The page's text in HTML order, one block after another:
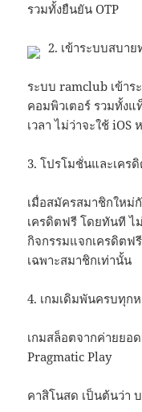
รวมทั้งยืนยัน OTP
2. เข้าระบบสบาย
ระบบ ramclub เข้า
คอมพิวเตอร์ รวมทั้ง
เวลา ไม่ว่าจะใช้ iOS
3. โปรโมชั่นและเคร
เมื่อสมัครสมาชิกให
เครดิตฟรี โดยทันที ไ
กิจกรรมแจกเครดิตฟ
เฉพาะสมาชิกเท่านั้น
4. เกมเดิมพันครบทุก
เกมสล็อตจากค่ายยอ
Pragmatic Play
คาสิโนสด เป็นต้นว่า